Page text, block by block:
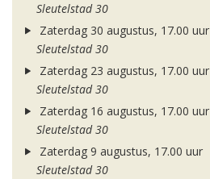
Sleutelstad 30
Zaterdag 30 augustus, 17.00 uur
Sleutelstad 30
Zaterdag 23 augustus, 17.00 uur
Sleutelstad 30
Zaterdag 16 augustus, 17.00 uur
Sleutelstad 30
Zaterdag 9 augustus, 17.00 uur
Sleutelstad 30